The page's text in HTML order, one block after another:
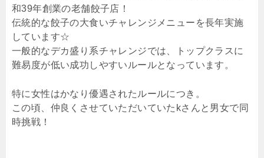
和39年創業の老舗餃子店！
伝統的な餃子の大食いチャレンジメニューを長年実施
しています☆
一般的なデカ盛り系チャレンジでは、トップクラスに
難易度が低い成功しやすいルールとなっています。
特に女性はかなり優遇されたルールにつき。
この頃、仲良くさせていただいていたkさんと男女で同
時挑戦！